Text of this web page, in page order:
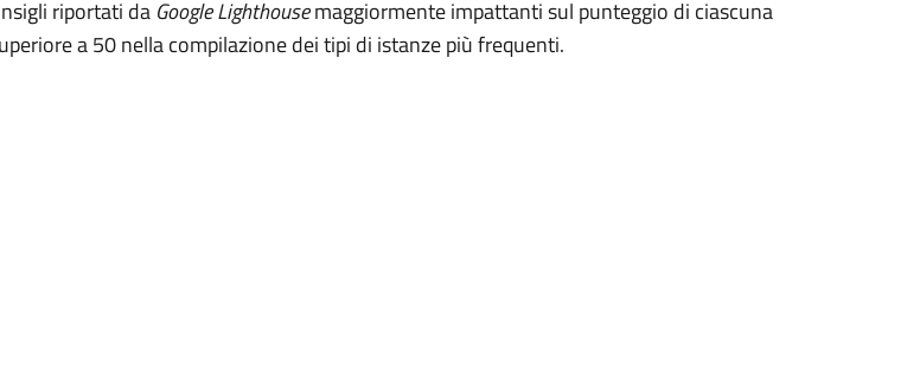
riportati da Google Lighthousemaggiormente impattanti sul punteggio di ciascuna
a 50 nella compilazione dei tipi di istanze più frequenti.